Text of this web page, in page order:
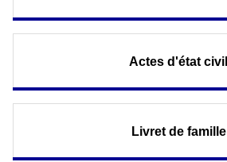
Actes d'état civil
Livret de famille